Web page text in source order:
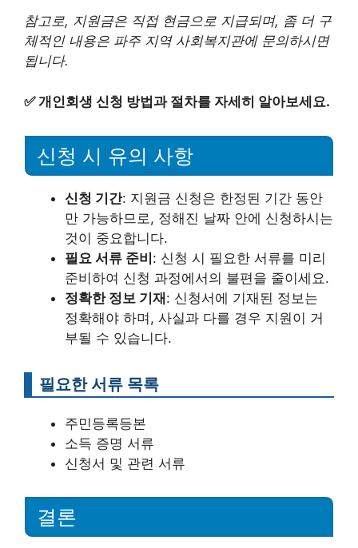
참고로, 지원금은 직접 현금으로 지급되며, 좀 더 구
체적인 내용은 파주 지역 사회복지관에 문의하시면
됩니다.
✅개인회생 신청 방법과 절차를 자세히 알아보세요.
신청 시 유의 사항
신청 기간: 지원금 신청은 한정된 기간 동안
만 가능하므로, 정해진 날짜 안에 신청하시는
것이 중요합니다.
필요 서류 준비: 신청 시 필요한 서류를 미리
준비하여 신청 과정에서의 불편을 줄이세요.
정확한 정보 기재: 신청서에 기재된 정보는
정확해야 하며, 사실과 다를 경우 지원이 거
부될 수 있습니다.
필요한 서류 목록
주민등록등본
소득 증명 서류
신청서 및 관련 서류
결론